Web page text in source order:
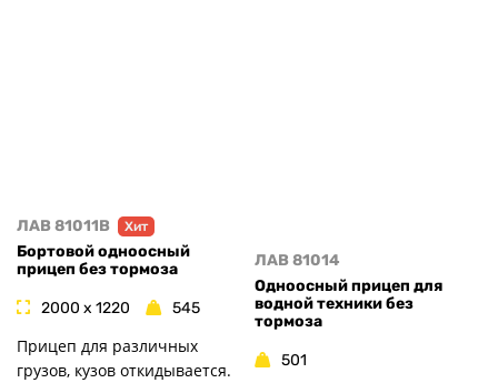
ЛАВ 81011B Хит
Бортовой одноосный
прицеп без тормоза
2000 x 1220 545
Прицеп для различных
грузов, кузов откидывается.
ЛАВ 81014
Одноосный прицеп для
водной техники без
тормоза
501